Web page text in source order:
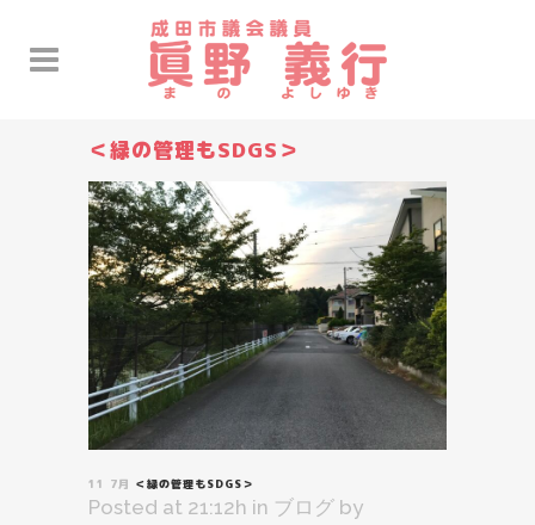
＜緑の管理もSDGS＞
11 7月 ＜緑の管理もSDGS＞
Posted at 21:12h in ブログ by